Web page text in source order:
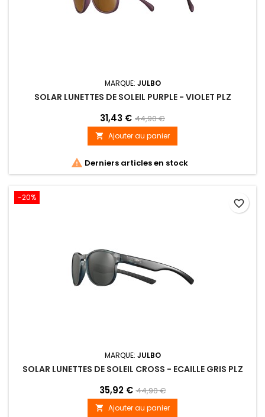
MARQUE: JULBO
SOLAR LUNETTES DE SOLEIL PURPLE - VIOLET PLZ
31,43 € 44,90 €
 Ajouter au panier
 Derniers articles en stock
-20%
MARQUE: JULBO
SOLAR LUNETTES DE SOLEIL CROSS - ECAILLE GRIS PLZ
35,92 € 44,90 €
 Ajouter au panier
favorite_border